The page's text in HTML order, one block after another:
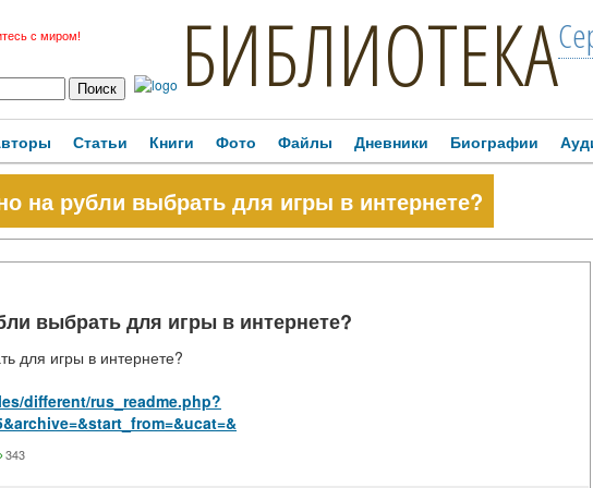
с миром! БИБЛИОТЕКА
Статьи Книги Фото Файлы Дневники Биографии
на рубли выбрать для игры в интернете?
выбрать для игры в интернете?
для игры в интернете?
different/rus_readme.php?
343